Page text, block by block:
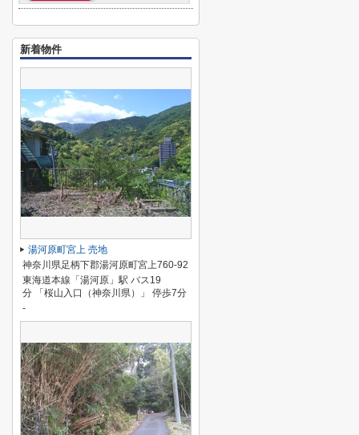
新着物件
湯河原町宮上 売地
神奈川県足柄下郡湯河原町宮上760-92
東海道本線「湯河原」駅 バス19
分 「桜山入口（神奈川県）」 停歩7分
-